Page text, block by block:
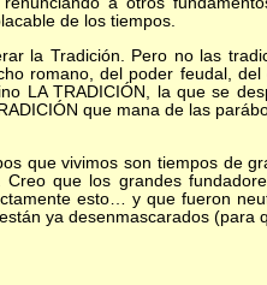
de los tiempos.
Tradición. Pero no las
romano, del poder feudal,
LA TRADICIÓN, la que se
que mana de las
vivimos son tiempos de
que los grandes
esto… y que fueron
ya desenmascarados (para